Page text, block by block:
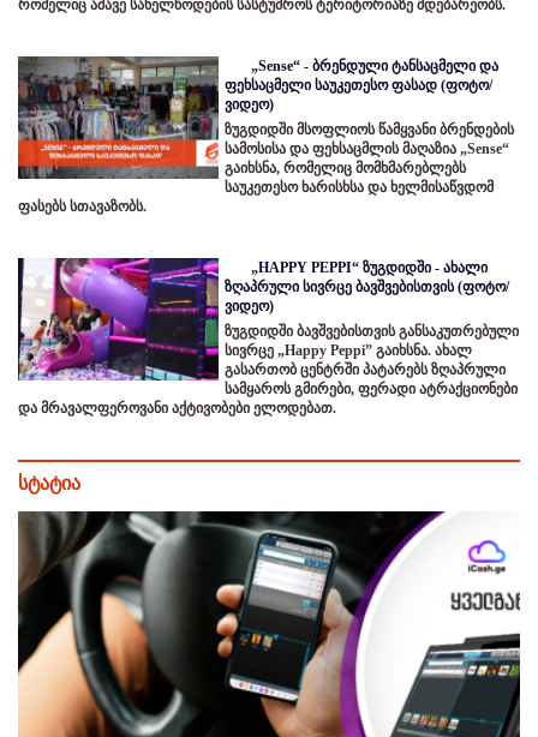
რომელიც ამავე სახელწოდების სასტუმროს ტერიტორიაზე მდებარეობს.
„Sense“ - ბრენდული ტანსაცმელი და
ფეხსაცმელი საუკეთესო ფასად (ფოტო/
ვიდეო)
ზუგდიდში მსოფლიოს წამყვანი ბრენდების
სამოსისა და ფეხსაცმლის მაღაზია „Sense“
გაიხსნა, რომელიც მომხმარებლებს
საუკეთესო ხარისხსა და ხელმისაწვდომ
ფასებს სთავაზობს.
„HAPPY PEPPI“ ზუგდიდში - ახალი
ზღაპრული სივრცე ბავშვებისთვის (ფოტო/
ვიდეო)
ზუგდიდში ბავშვებისთვის განსაკუთრებული
სივრცე „Happy Peppi” გაიხსნა. ახალ
გასართობ ცენტრში პატარებს ზღაპრული
სამყაროს გმირები, ფერადი ატრაქციონები
და მრავალფეროვანი აქტივობები ელოდებათ.
სტატია